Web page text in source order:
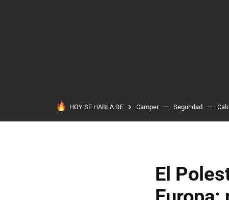
HOY SE HABLA DE Camper Seguridad
El